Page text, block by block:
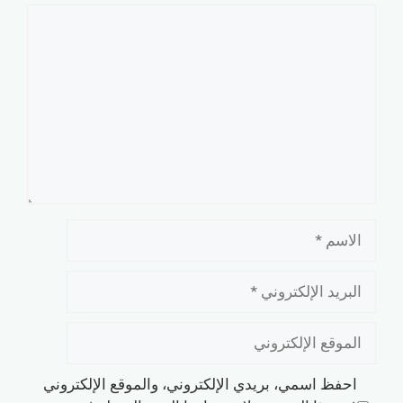
الاسم
البريد
الإلكتروني
الموقع
الإلكتروني
احفظ اسمي، بريدي الإلكتروني، والموقع الإلكتروني